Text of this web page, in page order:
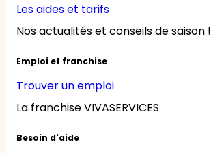
Les aides et tarifs
Nos actualités et conseils de saison !
Emploi et franchise
Trouver un emploi
La franchise VIVASERVICES
Besoin d'aide